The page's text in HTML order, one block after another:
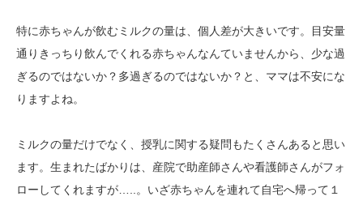
特に赤ちゃんが飲むミルクの量は、個人差が大きいです。目安量
通りきっちり飲んでくれる赤ちゃんなんていませんから、少な過
ぎるのではないか？多過ぎるのではないか？と、ママは不安にな
りますよね。
ミルクの量だけでなく、授乳に関する疑問もたくさんあると思い
ます。生まれたばかりは、産院で助産師さんや看護師さんがフォ
ローしてくれますが…..。いざ赤ちゃんを連れて自宅へ帰って１